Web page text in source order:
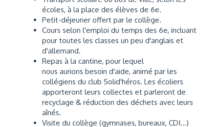
écoles, à la place des élèves de 6e.
Petit-déjeuner offert par le collège.
Cours selon l'emploi du temps des 6e, incluant
pour toutes les classes un peu d'anglais et
d'allemand.
Repas à la cantine, pour lequel
nous aurions besoin d'aide, animé par les
collégiens du club Solid'héros. Les écoliers
apporteront leurs collectes et parleront de
recyclage & réduction des déchets avec leurs
aînés.
Visite du collège (gymnases, bureaux, CDI...)